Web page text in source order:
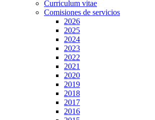
Curriculum vitae
Comisiones de servicios
2026
2025
2024
2023
2022
2021
2020
2019
2018
2017
2016